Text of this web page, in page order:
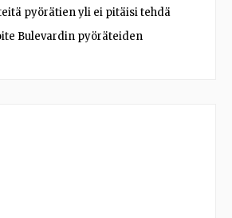
pyörätien yli ei pitäisi tehdä
Bulevardin pyöräteiden